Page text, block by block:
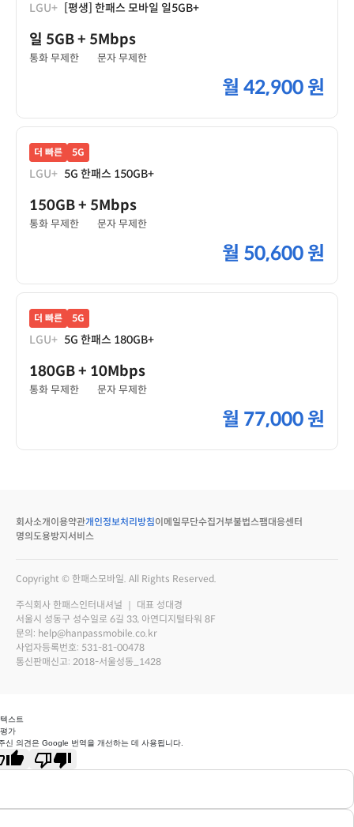
LGU+ [평생] 한패스 모바일 일5GB+
일 5GB+ 5Mbps
통화 무제한 문자 무제한
월 42,900 원
더 빠른 5G
LGU+ 5G 한패스 150GB+
150GB+ 5Mbps
통화 무제한 문자 무제한
월 50,600 원
더 빠른 5G
LGU+ 5G 한패스 180GB+
180GB+ 10Mbps
통화 무제한 문자 무제한
월 77,000 원
회사소개 이용약관개인정보처리방침이메일무단수집거부불법스팸대응센터
명의도용방지서비스
Copyright © 한패스모바일. All Rights Reserved.
주식회사 한패스인터내셔널 ｜ 대표 성대경
서울시 성동구 성수일로 6길 33, 아연디지털타워 8F
문의: help@hanpassmobile.co.kr
사업자등록번호: 531-81-00478
통신판매신고: 2018-서울성동_1428
스트
가
신 의견은 Google 번역을 개선하는 데 사용됩니다.